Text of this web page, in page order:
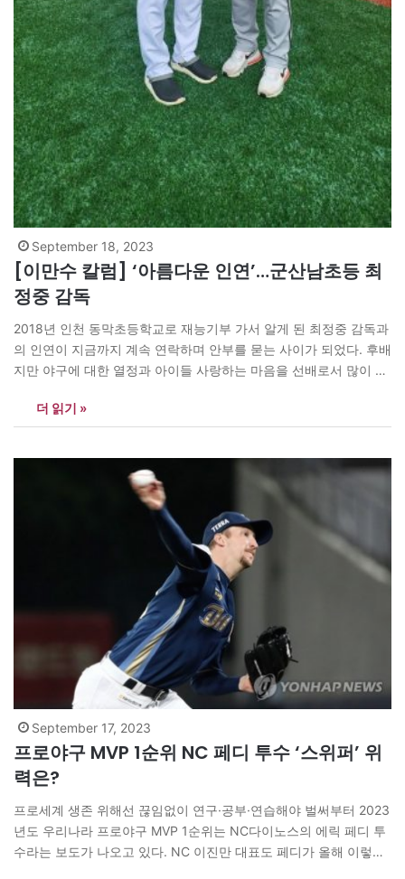
September 18, 2023
[이만수 칼럼] ‘아름다운 인연’…군산남초등 최
정중 감독
2018년 인천 동막초등학교로 재능기부 가서 알게 된 최정중 감독과
의 인연이 지금까지 계속 연락하며 안부를 묻는 사이가 되었다. 후배
지만 야구에 대한 열정과 아이들 사랑하는 마음을 선배로서 많이 배
등학교 감독생활을 접고 고향인 군산으로 내려가 지난 2월 중순부터
군산남초등학교 지휘봉을 맡게 되었다고 한다. 지난…
더 읽기 »
September 17, 2023
프로야구 MVP 1순위 NC 페디 투수 ‘스위퍼’ 위
력은?
프로세계 생존 위해선 끊임없이 연구·공부·연습해야 벌써부터 2023
년도 우리나라 프로야구 MVP 1순위는 NC다이노스의 에릭 페디 투
수라는 보도가 나오고 있다. NC 이진만 대표도 페디가 올해 이렇게